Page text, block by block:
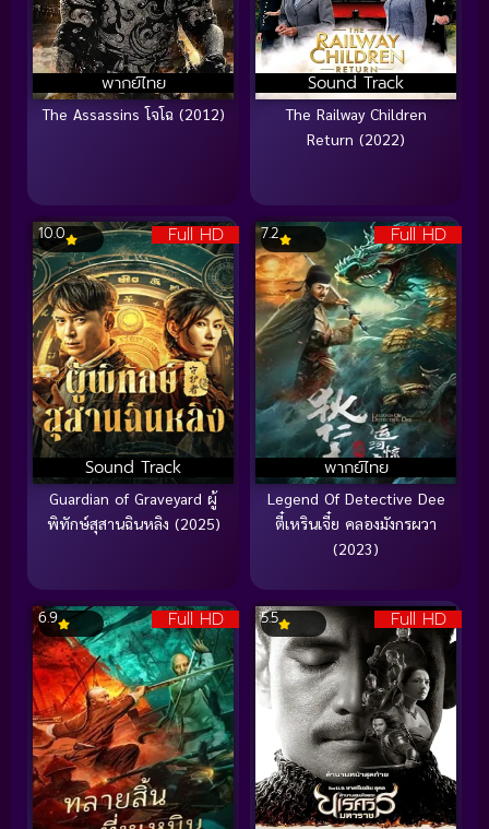
พากย์ไทย
The Assassins โจโฉ (2012)
Sound Track
The Railway Children
Return (2022)
Full HD
Sound Track
10.0
Guardian of Graveyard ผู้
พิทักษ์สุสานฉินหลิง (2025)
Full HD
พากย์ไทย
7.2
Legend Of Detective Dee
ตี๋เหรินเจี๋ย คลองมังกรผวา
(2023)
Full HD
6.9 Full HD
5.5